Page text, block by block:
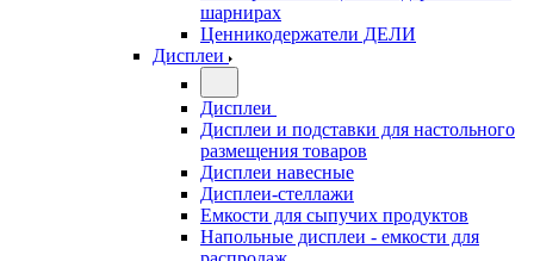
шарнирах
Ценникодержатели ДЕЛИ
Дисплеи
Дисплеи
Дисплеи и подставки для настольного
размещения товаров
Дисплеи навесные
Дисплеи-стеллажи
Емкости для сыпучих продуктов
Напольные дисплеи - емкости для